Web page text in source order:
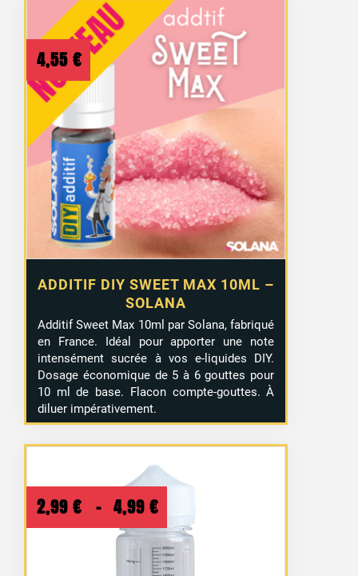
ADDITIF DIY SWEET MAX 10ML –
SOLANA
4,55 €
Additif Sweet Max 10ml par Solana, fabriqué
en France. Idéal pour apporter une note
intensément sucrée à vos e-liquides DIY.
Dosage économique de 5 à 6 gouttes pour
10 ml de base. Flacon compte-gouttes. À
diluer impérativement.
2,99 € – 4,99 €
de
prix :